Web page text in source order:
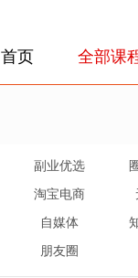
首页 全部课
副业优选
淘宝电商
自媒体
朋友圈